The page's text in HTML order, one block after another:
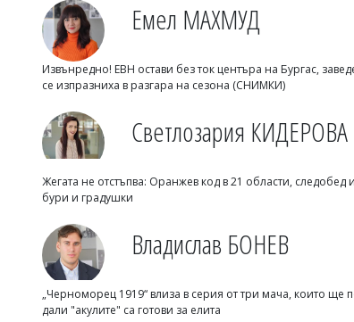
Емел МАХМУД
Извънредно! ЕВН остави без ток центъра на Бургас,
се изпразниха в разгара на сезона (СНИМКИ)
Светлозария КИДЕРОВА
Жегата не отстъпва: Оранжев код в 21 области, следобед
бури и градушки
Владислав БОНЕВ
„Черноморец 1919“ влиза в серия от три мача, които ще
дали "акулите" са готови за елита